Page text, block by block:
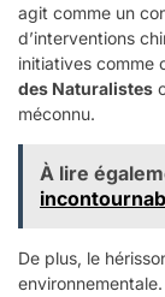
agit comme un
d’interventions
initiatives comme
des Naturalistes
méconnu.
À lire
De plus, le